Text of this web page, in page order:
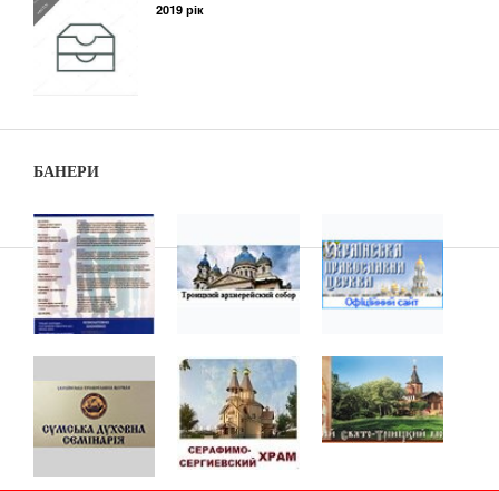
2019 рік
БАНЕРИ